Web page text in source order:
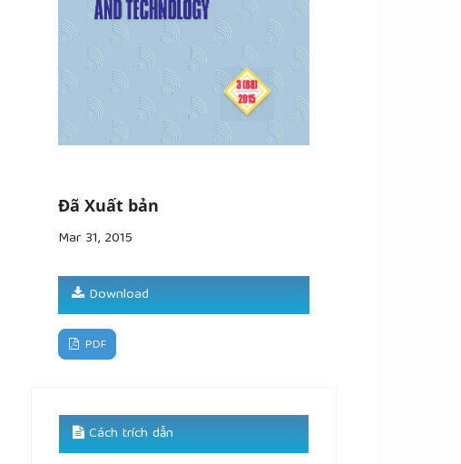
Đã Xuất bản
Mar 31, 2015
Download
PDF
Cách trích dẫn